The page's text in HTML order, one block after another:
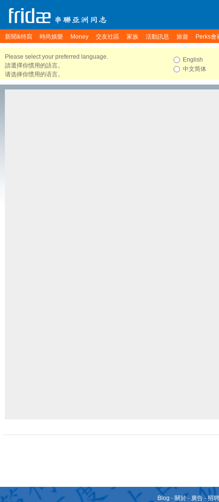
新聞&特寫 時尚娛樂 Money 交友社區 家族 活動訊息 旅遊 Perks會
Please select your preferred language.
請選擇你慣用的語言。
请选择你惯用的语言。
English
中文简体
Blog - 關於 - 廣告 -招